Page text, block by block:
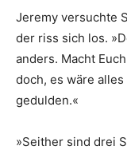
Jeremy versuchte
der riss sich los.
anders. Macht
doch, es wäre
gedulden.«
»Seither sind drei